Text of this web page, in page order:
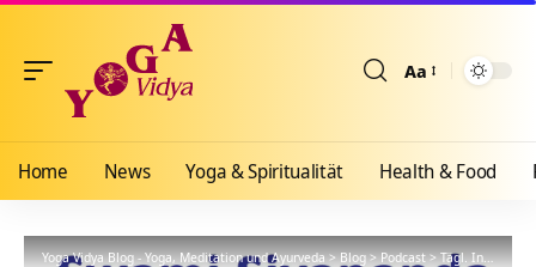
Aa
Home News Yoga & Spiritualität Health & Food
Yoga Vidya Blog - Yoga, Meditation und Ayurveda>Blog>Podcast>Tägl. Inspiration